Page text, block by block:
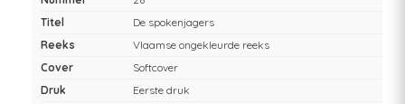
Titel
De spokenjagers
Reeks
Vlaamse ongekleurde reeks
Cover
Softcover
Druk
Eerste druk